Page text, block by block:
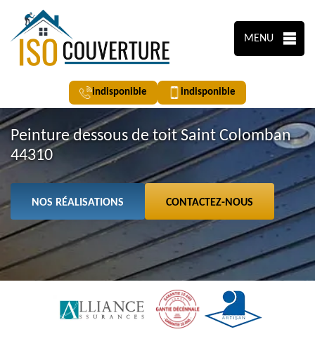
MENU
indisponible indisponible
Peinture dessous de toit Saint Colomban
44310
NOS RÉALISATIONS CONTACTEZ-NOUS